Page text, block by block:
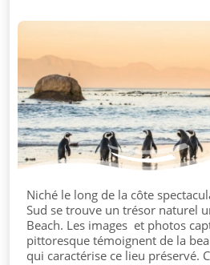
Niché le long de la côte
Sud se trouve un trésor naturel
Beach. Les images et photos
pittoresque témoignent de la
qui caractérise ce lieu préservé.